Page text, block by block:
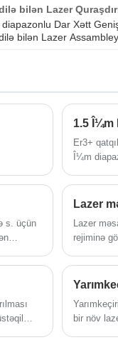
FC/APC konnektorları ilə
bilən Lazer
diapazonlu Dar Xətt
bilən Lazer
əla optik
uzunluğuna nəzarət
spesifikasiyalar
rabitə sistemləri,
zondlama
modulyasiya
40Gbps və 100 Gbps
tətbiqləri üçün çox
1.5 Î¼m
Er3+
Î¼m
tək tezlikli
çox vacib
s. üçün
Lazer
Lazer
rejiminə
diapazon
pulse
bir növ